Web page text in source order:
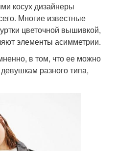
косух дизайнеры
Многие известные
цветочной вышивкой,
элементы асимметрии.
в том, что ее можно
разного типа,